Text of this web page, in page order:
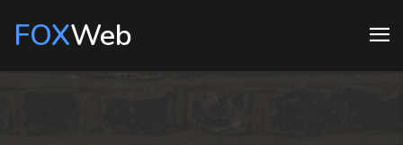
FOXWeb